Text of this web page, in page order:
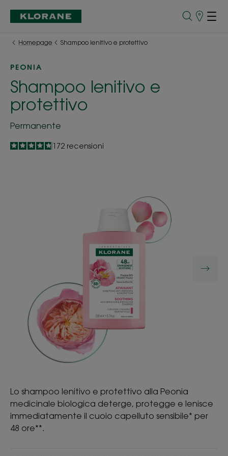
Punti
Homepage Shampoo lenitivo e protettivo
PEONIA
Shampoo lenitivo e
protettivo
Permanente
4.8
/5172 recensioni
Lo shampoo lenitivo e protettivo alla Peonia
medicinale biologica deterge, protegge e lenisce
immediatamente il cuoio capelluto sensibile* per
48 ore**.